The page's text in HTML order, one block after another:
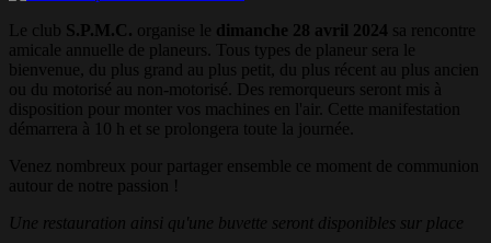
Le club S.P.M.C. organise le dimanche 28 avril 2024 sa rencontre
amicale annuelle de planeurs. Tous types de planeur sera le
bienvenue, du plus grand au plus petit, du plus récent au plus ancien
ou du motorisé au non-motorisé. Des remorqueurs seront mis à
disposition pour monter vos machines en l'air. Cette manifestation
démarrera à 10 h et se prolongera toute la journée.
Venez nombreux pour partager ensemble ce moment de communion
autour de notre passion !
Une restauration ainsi qu'une buvette seront disponibles sur place